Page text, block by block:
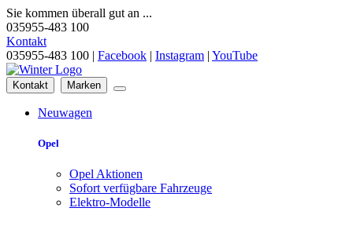
Sie kommen überall gut an ...
035955-483 100
Kontakt
035955-483 100 | Facebook | Instagram | YouTube
Kontakt Marken
Neuwagen
Opel
Opel Aktionen
Sofort verfügbare Fahrzeuge
Elektro-Modelle